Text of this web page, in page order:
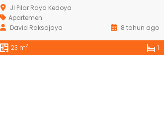
Jl Pilar Raya Kedoya
Apartemen
David Raksajaya
8 tahun ago
23 m2 1